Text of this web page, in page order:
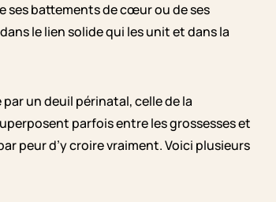
battements de cœur ou de ses
le lien solide qui les unit et dans la
un deuil périnatal, celle de la
parfois entre les grossesses et
peur d’y croire vraiment. Voici plusieurs